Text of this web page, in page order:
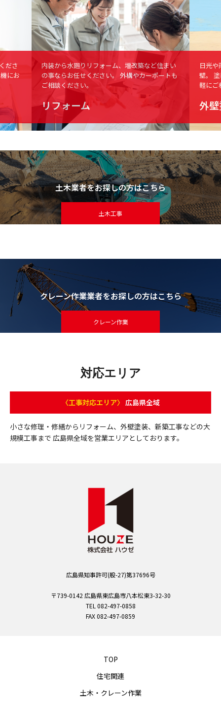
ださ
にお
内装から水廻りリフォーム、増改築など住まい
の事ならお任せください。
外構やカーポートも
ご相談ください。
リフォーム
日光
壁。
軽にご
外
土木業者をお探しの方はこちら
土木工事
クレーン作業業者をお探しの方はこちら
クレーン作業
対応エリア
〈工事対応エリア〉 広島県全域
小さな修理・修繕からリフォーム、外壁塗装、新築工事などの大
規模工事まで 広島県全域を営業エリアとしております。
広島県知事許可(般-27)第37696号
〒739-0142 広島県東広島市八本松東3-32-30
TEL 082-497-0858
FAX 082-497-0859
TOP
住宅関連
土木・クレーン作業